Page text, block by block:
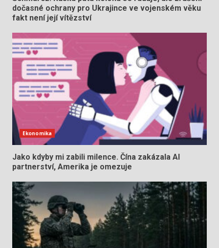
dočasné ochrany pro Ukrajince ve vojenském věku
fakt není její vítězství
Ekonomika
Jako kdyby mi zabili milence. Čína zakázala AI
partnerství, Amerika je omezuje